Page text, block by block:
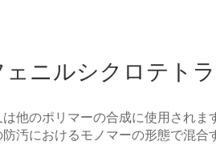
ェニルシクロテト
他のポリマーの合成に使用されま
防汚におけるモノマーの形態で混合